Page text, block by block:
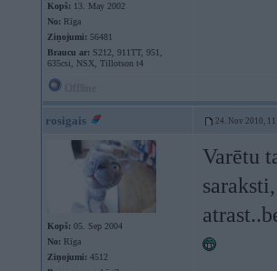
Kopš: 13. May 2002
No: Rīga
Ziņojumi: 56481
Braucu ar: S212, 911TT, 951,
635csi, NSX, Tillotson t4
rosigais 24. Nov 2010,
Kopš: 05. Sep 2004
No: Rīga
Ziņojumi: 4512
Varētu